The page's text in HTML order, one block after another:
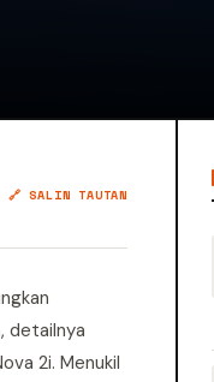
🔗 SALIN TAUTAN
detailnya
2i. Menukil